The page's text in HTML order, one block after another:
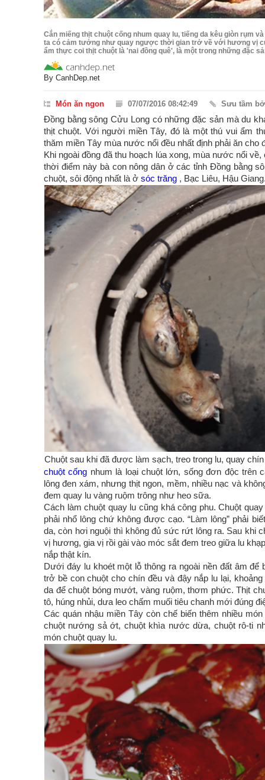
Cắn miếng thịt chuột cống nhum quay lu, tiếng da kêu giòn rụm
ta có cảm tưởng như quay ngược thời gian trở về với hương vị
ẩm thực coi thịt chuột là 'nai đồng quê', là một trong những đặc
By CanhDep.net
Món ăn ngon 07/07/2016 08:42:49 Sưu tầm
Đồng bằng sông Cửu Long có những đặc sản mà du
thịt chuột. Với người miền Tây, đó là một thú vui ẩm
thăm miền Tây mùa nước nổi đều nhất định phải ăn
Khi ngoài đồng đã thu hoạch lúa xong, mùa nước nổi
thời điểm này bà con nông dân ở các tỉnh Đồng bằng
chuột, sôi động nhất là ở sóc trăng , Bạc Liêu, Hậu
Chuột sau khi đã được làm sạch, treo trong lu, quay
chuột cống nhum là loại chuột lớn, sống đơn độc trên
lông đen xám, nhưng thịt ngon, mềm, nhiều nạc và
đem quay lu vàng ruộm trông như heo sữa.
Cách làm chuột quay lu cũng khá công phu. Chuột
phải nhổ lông chứ không được cạo. “Làm lông” phải
da, còn hơi nguội thì không đủ sức rứt lông ra. Sau khi
vị hương, gia vị rồi gài vào móc sắt đem treo giữa lu
nắp thật kín.
Dưới đáy lu khoét một lỗ thông ra ngoài nền đất âm
trở bề con chuột cho chín đều và đậy nắp lu lại,
da để chuột bóng mướt, vàng ruộm, thơm phức. Thịt
tô, húng nhủi, dưa leo chấm muối tiêu chanh mới đúng
Các quán nhậu miền Tây còn chế biến thêm nhiều
chuột nướng sả ớt, chuột khìa nước dừa, chuột rô-ti
món chuột quay lu.